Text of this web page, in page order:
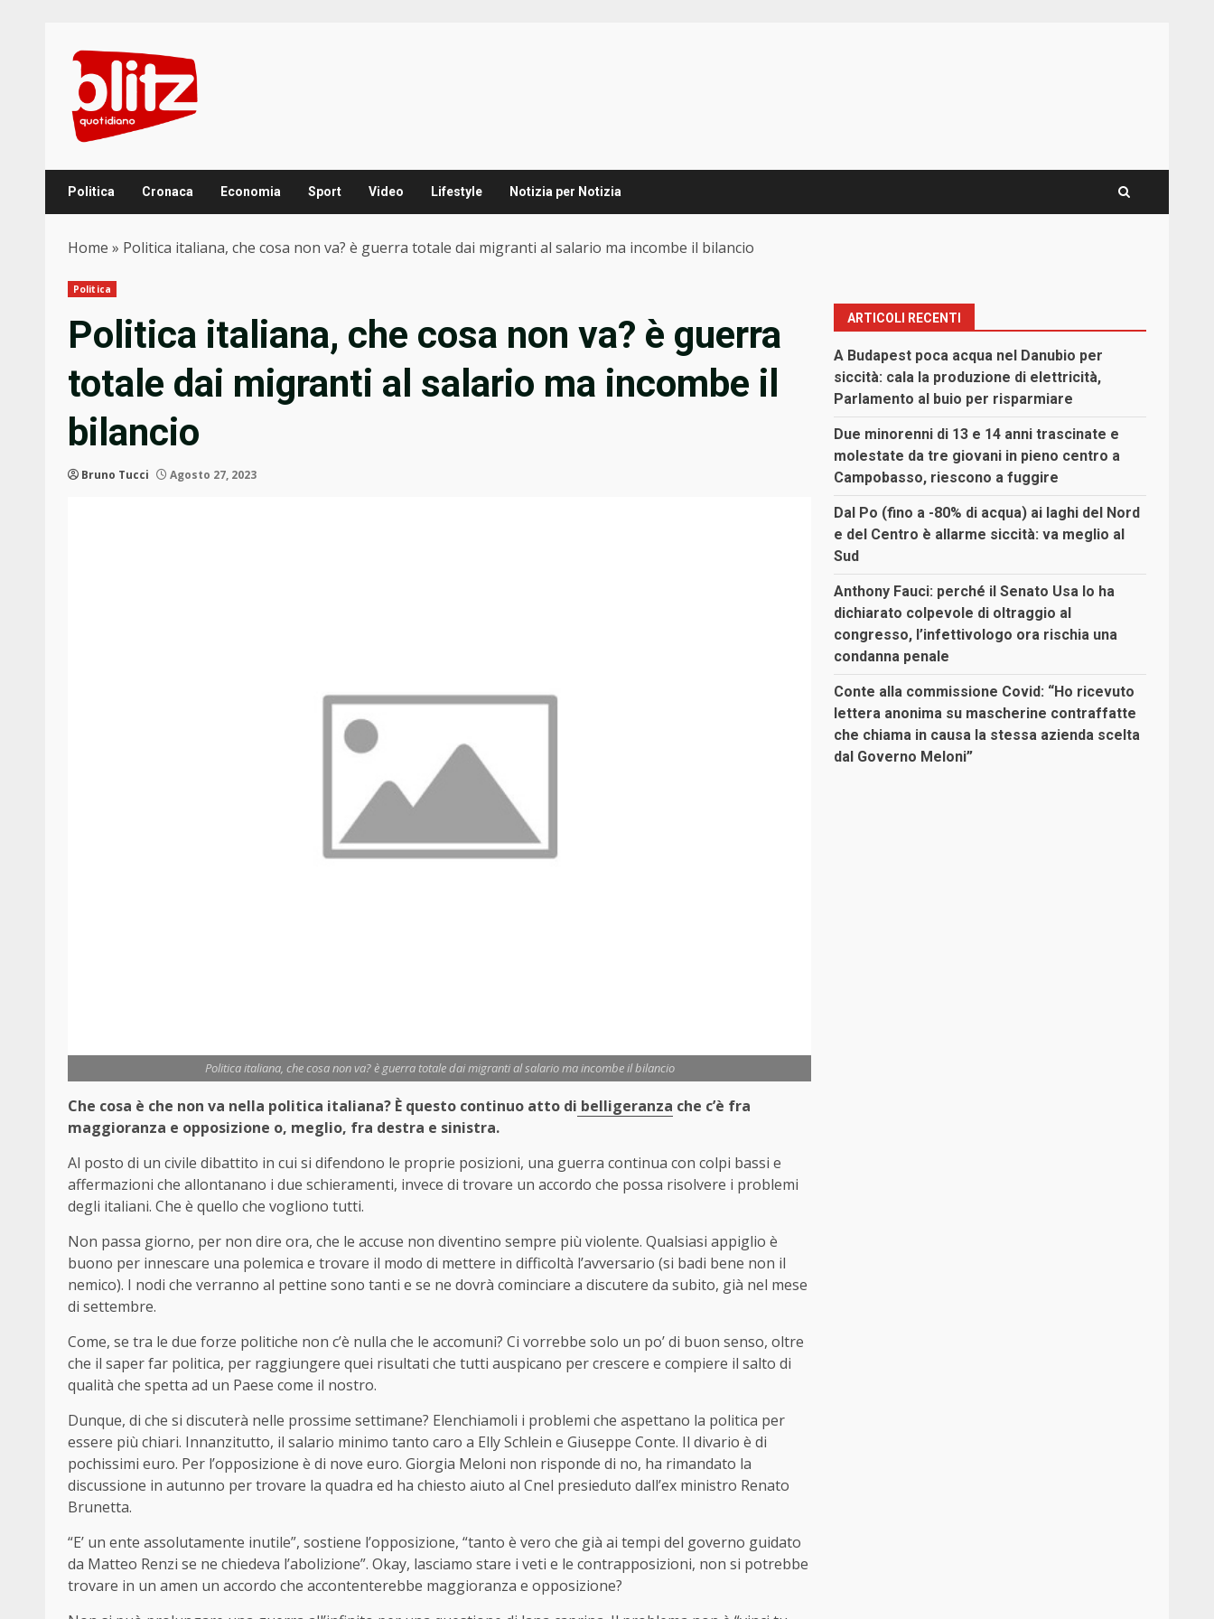
content
Politica Cronaca Economia Sport Video Lifestyle Notizia per Notizia
Home » Politica italiana, che cosa non va? è guerra totale dai migranti al salario ma incombe il bilancio
Politica
Politica italiana, che cosa non va? è guerra
totale dai migranti al salario ma incombe il
bilancio
Bruno Tucci Agosto 27, 2023
Politica italiana, che cosa non va? è guerra totale dai migranti al salario ma incombe il bilancio
Che cosa è che non va nella politica italiana? È questo continuo atto di belligeranza che c’è fra
maggioranza e opposizione o, meglio, fra destra e sinistra.
Al posto di un civile dibattito in cui si difendono le proprie posizioni, una guerra continua con colpi bassi e
affermazioni che allontanano i due schieramenti, invece di trovare un accordo che possa risolvere i problemi
degli italiani. Che è quello che vogliono tutti.
Non passa giorno, per non dire ora, che le accuse non diventino sempre più violente. Qualsiasi appiglio è
buono per innescare una polemica e trovare il modo di mettere in difficoltà l’avversario (si badi bene non il
nemico). I nodi che verranno al pettine sono tanti e se ne dovrà cominciare a discutere da subito, già nel mese
di settembre.
Come, se tra le due forze politiche non c’è nulla che le accomuni? Ci vorrebbe solo un po’ di buon senso, oltre
che il saper far politica, per raggiungere quei risultati che tutti auspicano per crescere e compiere il salto di
qualità che spetta ad un Paese come il nostro.
Dunque, di che si discuterà nelle prossime settimane? Elenchiamoli i problemi che aspettano la politica per
essere più chiari. Innanzitutto, il salario minimo tanto caro a Elly Schlein e Giuseppe Conte. Il divario è di
pochissimi euro. Per l’opposizione è di nove euro. Giorgia Meloni non risponde di no, ha rimandato la
discussione in autunno per trovare la quadra ed ha chiesto aiuto al Cnel presieduto dall’ex ministro Renato
Brunetta.
“E’ un ente assolutamente inutile”, sostiene l’opposizione, “tanto è vero che già ai tempi del governo guidato
da Matteo Renzi se ne chiedeva l’abolizione”. Okay, lasciamo stare i veti e le contrapposizioni, non si potrebbe
trovare in un amen un accordo che accontenterebbe maggioranza e opposizione?
ARTICOLI RECENTI
A Budapest poca acqua nel Danubio per
siccità: cala la produzione di elettricità,
Parlamento al buio per risparmiare
Due minorenni di 13 e 14 anni trascinate e
molestate da tre giovani in pieno centro a
Campobasso, riescono a fuggire
Dal Po (fino a -80% di acqua) ai laghi del Nord
e del Centro è allarme siccità: va meglio al
Sud
Anthony Fauci: perché il Senato Usa lo ha
dichiarato colpevole di oltraggio al
congresso, l’infettivologo ora rischia una
condanna penale
Conte alla commissione Covid: “Ho ricevuto
lettera anonima su mascherine contraffatte
che chiama in causa la stessa azienda scelta
dal Governo Meloni”